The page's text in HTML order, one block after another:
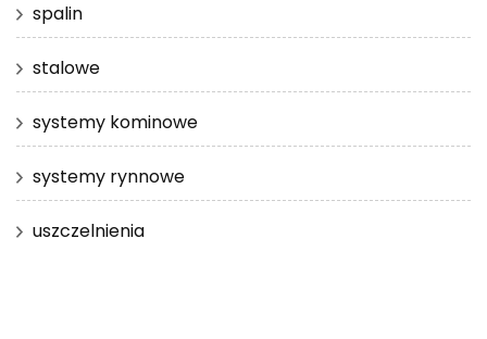
spalin
stalowe
systemy kominowe
systemy rynnowe
uszczelnienia